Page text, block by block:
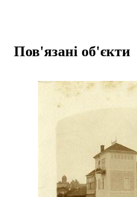
Пов'язані об'єкти